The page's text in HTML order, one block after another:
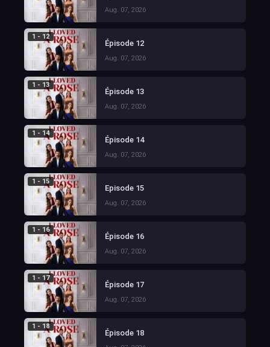
Aug. 07, 2026
1 - 12
Épisode 12
Aug. 07, 2026
1 - 13
Épisode 13
Aug. 07, 2026
1 - 14
Épisode 14
Aug. 07, 2026
1 - 15
Episode 15
Aug. 07, 2026
1 - 16
Épisode 16
Aug. 07, 2026
1 - 17
Épisode 17
Aug. 07, 2026
1 - 18
Épisode 18